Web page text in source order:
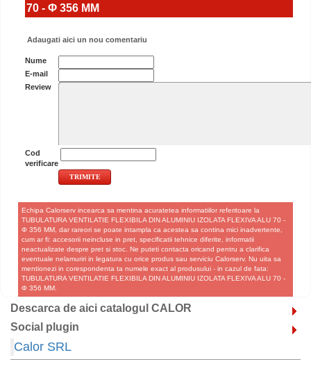
70 - Φ 356 MM
Adaugati aici un nou comentariu
Nume
E-mail
Review
Cod
verificare
Echipa Calorserv incearca sa mentina acuratetea informatiilor referitoare la
TUBULATURA VENTILATIE FLEXIBILA DIN ALUMINIU IZOLATA FLEXIVA ALU 70 -
Φ 356 MM, dar rareori se poate intampla ca acestea sa contina mici inadvertente,
cum ar fi: accesorii neincluse in pret, specificatii tehnice diferite, informatii
neactualizate despre pret si stoc. Ne puteti contacta oricand pentru a clarifica
eventuale nelamuriri in legatura cu orice produs sau serviciu Calorserv. Nu uita sa
mentionezi in corespondenta ta numele exact al produsului - in cazul de fata:
TUBULATURA VENTILATIE FLEXIBILA DIN ALUMINIU IZOLATA FLEXIVA ALU 70 -
Φ 356 MM.
Descarca de aici catalogul CALOR
Social plugin
Calor SRL